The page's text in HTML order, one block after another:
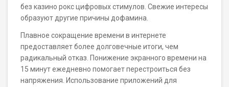
без казино рокс цифровых стимулов. Свежие интересы
образуют другие причины дофамина.
Плавное сокращение времени в интернете
предоставляет более долговечные итоги, чем
радикальный отказ. Понижение экранного времени на
15 минут ежедневно помогает перестроиться без
напряжения. Использование приложений для